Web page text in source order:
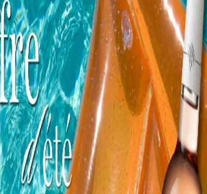
Ce vin est issu d’un terroir exceptionnel, le
Frankstein, convoité dès le Moyen-Age. Les
pentes abruptes, exposées sud-est à 300 m
d’altitude, accueillent les rayons du soleil dès
les premières heures du jour. le sol est issu
d’une arène de granite à deux micas qui laisse
filtrer l’eau et retient bien la chaleur, pour
restituer à la vigne durant la nuit.
Pour ce Sylvaner, il y a une surmaturation du
raisin, et une concentration de la pourriture
noble. A la récolte, fin novembre, les raisins
avaient un aspect confit.